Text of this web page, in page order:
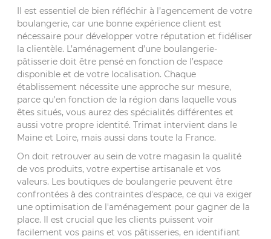
Il est essentiel de bien réfléchir à l’agencement de votre
boulangerie, car une bonne expérience client est
nécessaire pour développer votre réputation et fidéliser
la clientèle. L’aménagement d’une boulangerie-
pâtisserie doit être pensé en fonction de l’espace
disponible et de votre localisation. Chaque
établissement nécessite une approche sur mesure,
parce qu'en fonction de la région dans laquelle vous
êtes situés, vous aurez des spécialités différentes et
aussi votre propre identité. Trimat intervient dans le
Maine et Loire, mais aussi dans toute la France.
On doit retrouver au sein de votre magasin la qualité
de vos produits, votre expertise artisanale et vos
valeurs. Les boutiques de boulangerie peuvent être
confrontées à des contraintes d'espace, ce qui va exiger
une optimisation de l'aménagement pour gagner de la
place. Il est crucial que les clients puissent voir
facilement vos pains et vos pâtisseries, en identifiant